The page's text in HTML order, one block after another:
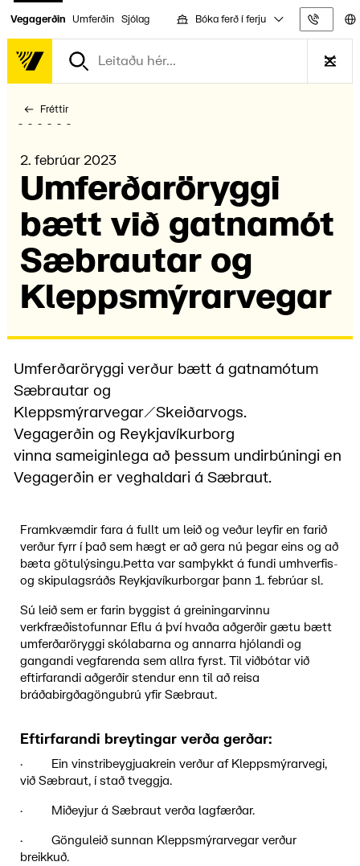
Vegagerðin Umferðin Sjólag Bóka ferð í ferju
Fréttir
2. febrúar 2023
Umferðarör­yggi
bætt við gatna­mót
Sæbrautar og
Klepps­mýrar­vegar
Umferðaröryggi verður bætt á gatnamótum
Sæbrautar og
Kleppsmýrarvegar/Skeiðarvogs.
Vegagerðin og Reykjavíkurborg
vinna sameiginlega að þessum undirbúningi en
Vegagerðin er veghaldari á Sæbraut.
Framkvæmdir fara á fullt um leið og veður leyfir en farið
verður fyrr í það sem hægt er að gera nú þegar eins og að
bæta götulýsingu.Þetta var samþykkt á fundi umhverfis-
og skipulagsráðs Reykjavíkurborgar þann 1. febrúar sl.
Sú leið sem er farin byggist á greiningarvinnu
verkfræðistofunnar Eflu á því hvaða aðgerðir gætu bætt
umferðaröryggi skólabarna og annarra hjólandi og
gangandi vegfarenda sem allra fyrst. Til viðbótar við
eftirfarandi aðgerðir stendur enn til að reisa
bráðabirgðagöngubrú yfir Sæbraut.
Eftirfarandi breytingar verða gerðar:
· Ein vinstribeygjuakrein verður af Kleppsmýrarvegi,
við Sæbraut, í stað tveggja.
· Miðeyjur á Sæbraut verða lagfærðar.
· Gönguleið sunnan Kleppsmýrarvegar verður
breikkuð.